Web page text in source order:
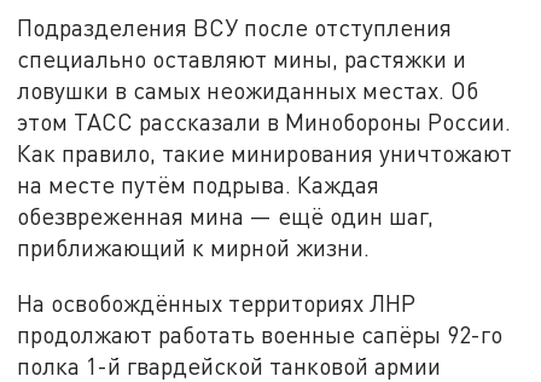
Подразделения ВСУ после отступления
специально оставляют мины, растяжки и
ловушки в самых неожиданных местах. Об
этом ТАСС рассказали в Минобороны России.
Как правило, такие минирования уничтожают
на месте путём подрыва. Каждая
обезвреженная мина — ещё один шаг,
приближающий к мирной жизни.
На освобождённых территориях ЛНР
продолжают работать военные сапёры 92-го
полка 1-й гвардейской танковой армии